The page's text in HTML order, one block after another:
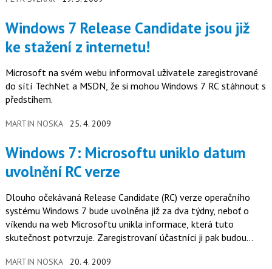
Windows 7 Release Candidate jsou již
ke stažení z internetu!
Microsoft na svém webu informoval uživatele zaregistrované
do sítí TechNet a MSDN, že si mohou Windows 7 RC stáhnout s
předstihem.
MARTIN NOSKA 25. 4. 2009
Windows 7: Microsoftu uniklo datum
uvolnění RC verze
Dlouho očekávaná Release Candidate (RC) verze operačního
systému Windows 7 bude uvolněna již za dva týdny, neboť o
víkendu na web Microsoftu unikla informace, která tuto
skutečnost potvrzuje. Zaregistrovaní účastníci ji pak budou
MARTIN NOSKA 20. 4. 2009